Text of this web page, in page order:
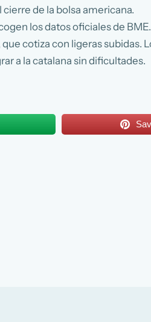
de la bolsa americana.
los datos oficiales de
cotiza con ligeras subidas.
a la catalana sin dificultades.